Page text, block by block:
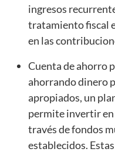
ingresos
tratamiento fiscal
en las
Cuenta de ahorro
ahorrando dinero
apropiados, un
permite invertir en
través de fondos
establecidos.